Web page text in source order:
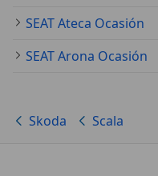
SEAT Ateca Ocasión
SEAT Arona Ocasión
Skoda Scala